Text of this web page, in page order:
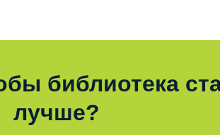
библиотека
лучше?